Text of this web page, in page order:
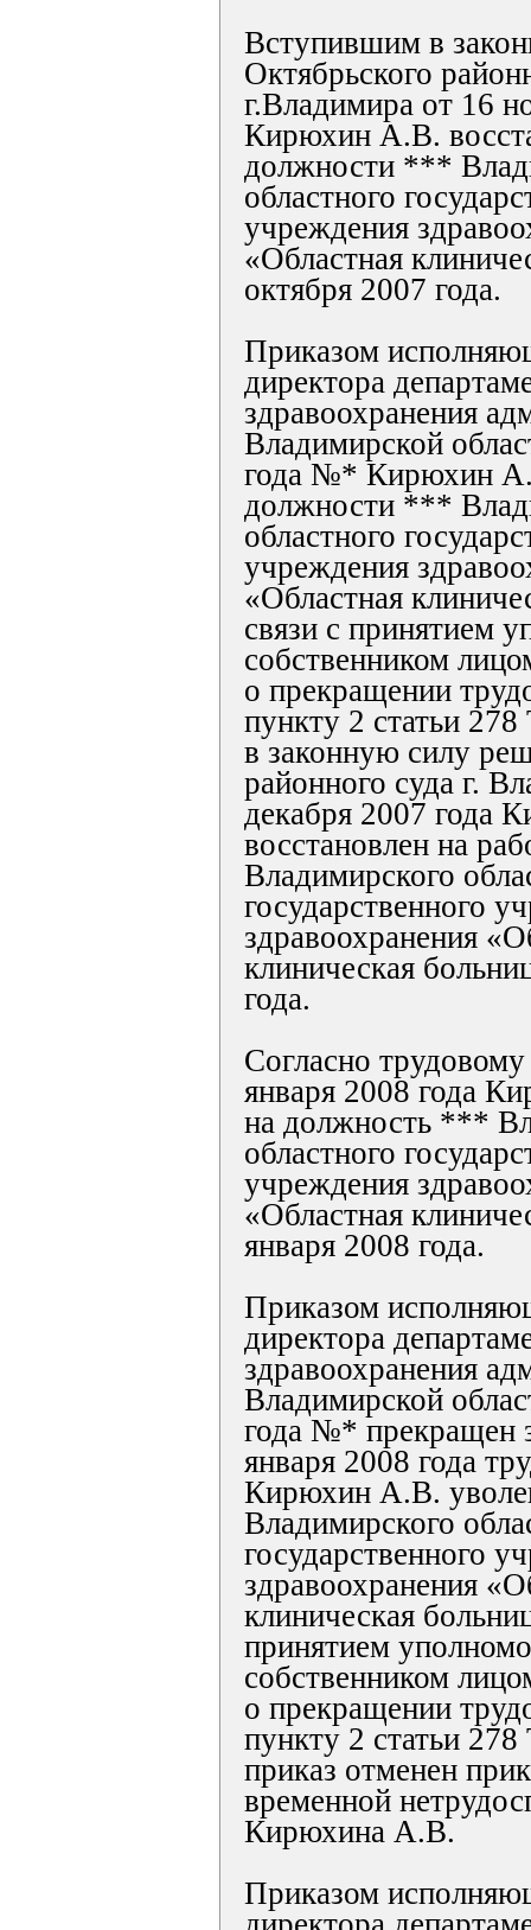
Вступившим в
Октябрьского
г.Владимира от 16
Кирюхин А.В.
должности ***
областного
учреждения
«Областная
октября 2007 года.
Приказом
директора
здравоохранения
Владимирской
года №* Кирюхин
должности ***
областного
учреждения
«Областная
связи с принятием
собственником
о прекращении
пункту 2 статьи
в законную силу
районного суда г.
декабря 2007 года
восстановлен на
Владимирского
государственного
здравоохранения
клиническая
года.
Согласно
января 2008 года
на должность ***
областного
учреждения
«Областная
января 2008 года.
Приказом
директора
здравоохранения
Владимирской
года №* прекращен
января 2008 года
Кирюхин А.В.
Владимирского
государственного
здравоохранения
клиническая
принятием
собственником
о прекращении
пункту 2 статьи
приказ отменен
временной
Кирюхина А.В.
Приказом